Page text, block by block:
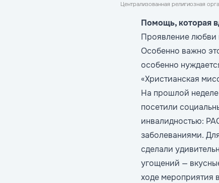
Централизованная религиозная
Помощь, которая
Проявление любви
Особенно важно
особенно
«Христианская
На прошлой
посетили
инвалидностью:
заболеваниями.
сделали
угощений —
ходе мероприятия